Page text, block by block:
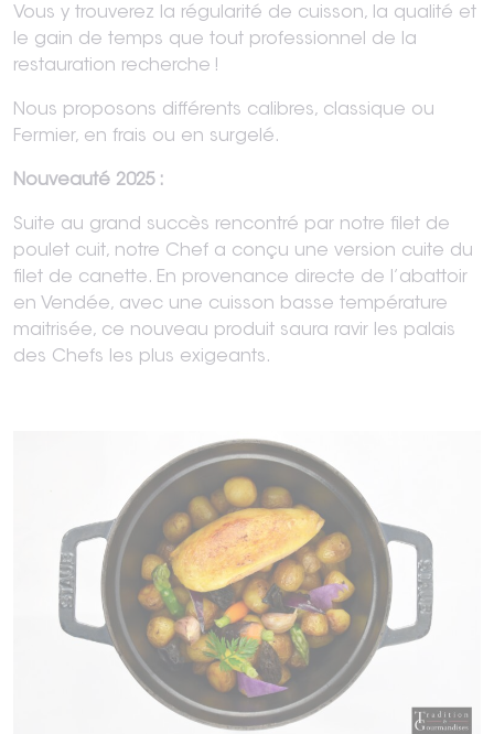
Vous y trouverez la régularité de cuisson, la qualité et
le gain de temps que tout professionnel de la
restauration recherche !
Nous proposons différents calibres, classique ou
Fermier, en frais ou en surgelé.
Nouveauté 2025 :
Suite au grand succès rencontré par notre filet de
poulet cuit, notre Chef a conçu une version cuite du
filet de canette. En provenance directe de l’abattoir
en Vendée, avec une cuisson basse température
maitrisée, ce nouveau produit saura ravir les palais
des Chefs les plus exigeants.